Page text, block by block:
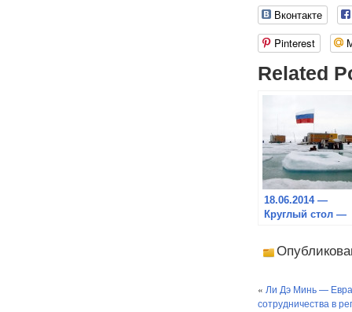
Вконтакте
Pinterest
Related
18.06.2014 —
Круглый стол —
вызовы и
сотрудничества
« Ли Дэ Минь —
сотрудничества в